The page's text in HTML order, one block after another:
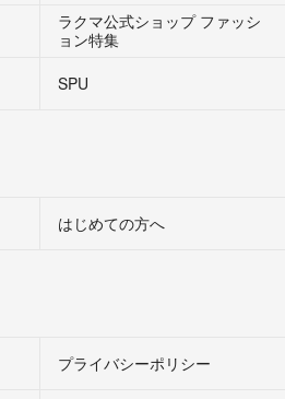
ラクマ公式ショップ ファッシ
ョン特集
SPU
はじめての方へ
プライバシーポリシー